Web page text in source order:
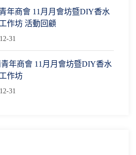
年商會 11月月會坊暨DIY香水
作坊 活動回顧
31
年商會 11月月會坊暨DIY香水
作坊
31